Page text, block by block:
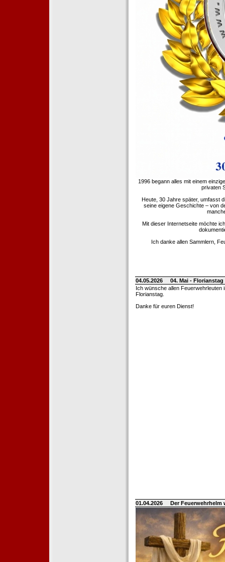
1996 begann alles mit einem
privaten
Heute, 30 Jahre später, umfasst
seine eigene Geschichte – von
Mit dieser Internetseite möchte
Ich danke allen Sammlern,
04.05.2026
04. Mai -
Ich wünsche allen Feuerwehrleuten
Florianstag.
Danke für euren Dienst!
01.04.2026 Der